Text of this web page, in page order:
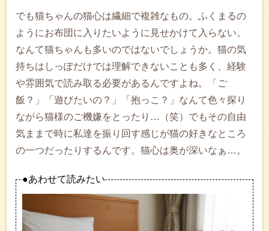
でも猫ちゃんの猫心は繊細で複雑なもの。ふくまるの
ようにお布団に入りたいように見せかけて入らない。
なんて猫ちゃんも多いのではないでしょうか。猫の気
持ちはしっぽだけでは理解できないことも多く、経験
や雰囲気で読み取る必要があるんですよね。「ご
飯？」「遊びたいの？」「抱っこ？」なんて色々探り
ながら猫様のご機嫌をとったり…（笑）でもその自由
気ままで時に私達を振り回す感じが猫の好きなところ
の一つだったりするんです。猫心は奥が深いなぁ…。
●あわせて読みたい